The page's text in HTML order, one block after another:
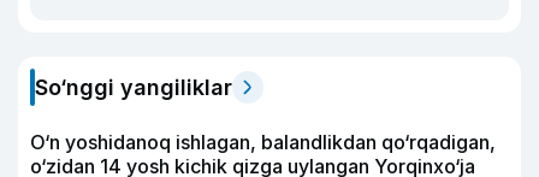
So‘nggi yangiliklar
O‘n yoshidanoq ishlagan, balandlikdan qo‘rqadigan,
o‘zidan 14 yosh kichik qizga uylangan Yorqinxo‘ja